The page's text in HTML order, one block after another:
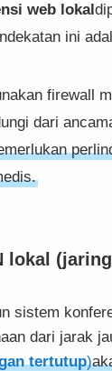
web lokal
ini
firewall
dari
lokal (
sistem
dari jarak
tertutup)